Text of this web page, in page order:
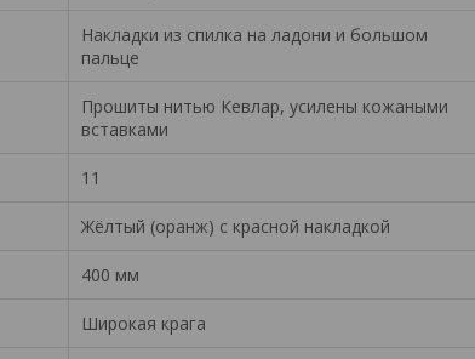
Накладки из спилка на ладони и большом
пальце
Прошиты нитью Кевлар, усилены кожаными
вставками
11
Жёлтый (оранж) с красной накладкой
400 мм
Широкая крага